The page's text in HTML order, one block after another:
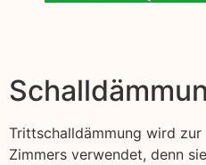
Trittschalldämmung wird zur
Zimmers verwendet, denn